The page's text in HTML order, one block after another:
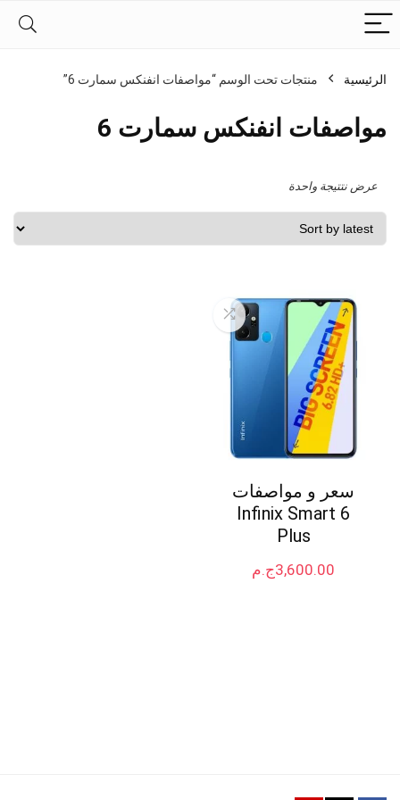
الرئيسية منتجات تحت الوسم “مواصفات انفنكس سمارت 6”
مواصفات انفنكس سمارت 6
عرض نتتيجة واحدة
سعر و مواصفات
Infinix Smart 6
Plus
ج.م3,600.00